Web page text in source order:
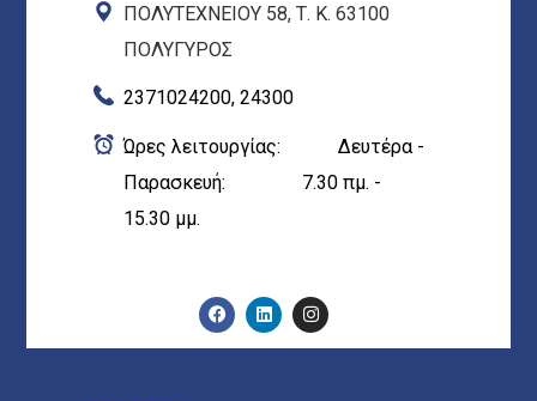
ΠΟΛΥΤΕΧΝΕΙΟΥ 58, Τ. Κ. 63100
ΠΟΛΥΓΥΡΟΣ
2371024200, 24300
Ώρες λειτουργίας: Δευτέρα -
Παρασκευή: 7.30 πμ. -
15.30 μμ.